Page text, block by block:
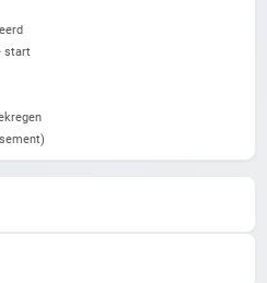
start later
Inloggen